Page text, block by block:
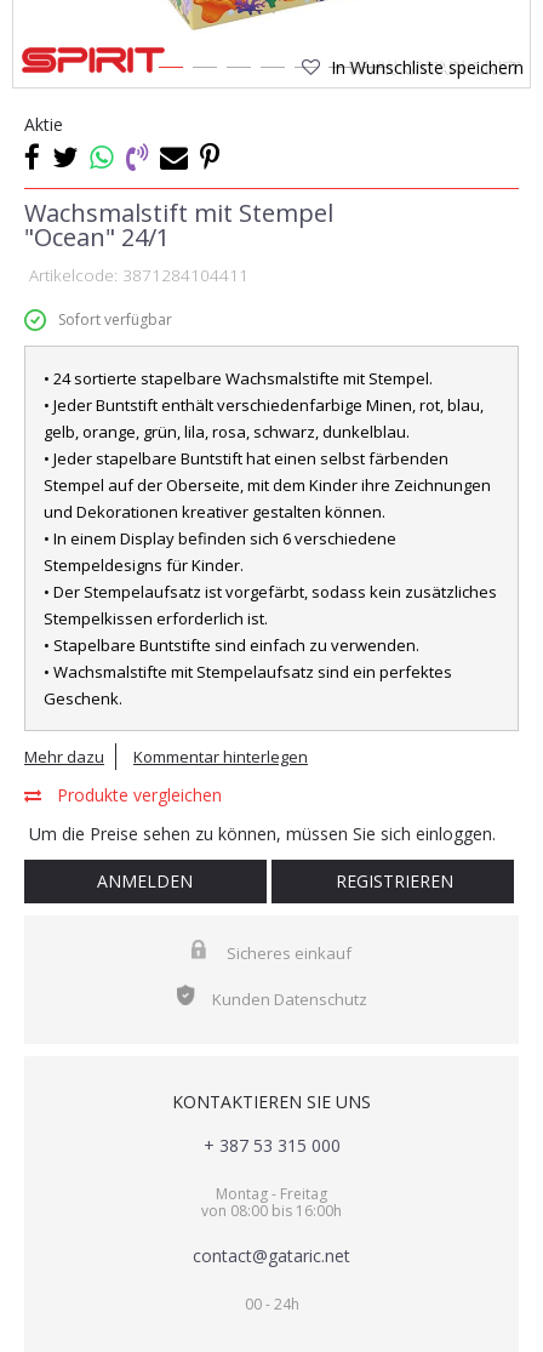
1 2 3 4 5 6 7
In Wunschliste speichern
Aktie
Wachsmalstift mit Stempel
"Ocean" 24/1
Artikelcode: 3871284104411
Sofort verfügbar
• 24 sortierte stapelbare Wachsmalstifte mit Stempel.
• Jeder Buntstift enthält verschiedenfarbige Minen, rot, blau,
gelb, orange, grün, lila, rosa, schwarz, dunkelblau.
• Jeder stapelbare Buntstift hat einen selbst färbenden
Stempel auf der Oberseite, mit dem Kinder ihre Zeichnungen
und Dekorationen kreativer gestalten können.
• In einem Display befinden sich 6 verschiedene
Stempeldesigns für Kinder.
• Der Stempelaufsatz ist vorgefärbt, sodass kein zusätzliches
Stempelkissen erforderlich ist.
• Stapelbare Buntstifte sind einfach zu verwenden.
• Wachsmalstifte mit Stempelaufsatz sind ein perfektes
Geschenk.
Mehr dazu Kommentar hinterlegen
Produkte vergleichen
Um die Preise sehen zu können, müssen Sie sich einloggen.
ANMELDEN REGISTRIEREN
Sicheres einkauf
Kunden Datenschutz
KONTAKTIEREN SIE UNS
+ 387 53 315 000
Montag - Freitag
von 08:00 bis 16:00h
contact@gataric.net
00 - 24h